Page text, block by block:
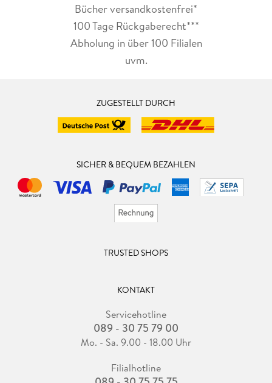
Bücher versandkostenfrei*
100 Tage Rückgaberecht***
Abholung in über 100 Filialen
uvm.
ZUGESTELLT DURCH
SICHER & BEQUEM BEZAHLEN
TRUSTED SHOPS
KONTAKT
Servicehotline
089 - 30 75 79 00
Mo. - Sa. 9.00 - 18.00 Uhr
Filialhotline